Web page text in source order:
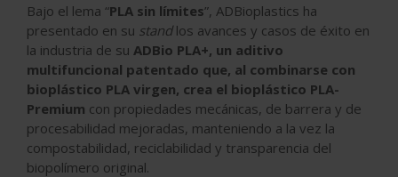
Bajo el lema “PLA sin límites”, ADBioplastics ha
presentado en su standlos avances y casos de éxito en
la industria de su ADBio PLA+, un aditivo
multifuncional patentado que, al combinarse con
bioplástico PLA virgen, crea el bioplástico PLA-
Premium con propiedades mecánicas, de barrera y de
procesabilidad mejoradas, manteniendo a la vez la
compostabilidad, reciclabilidad y transparencia del
biopolímero original.